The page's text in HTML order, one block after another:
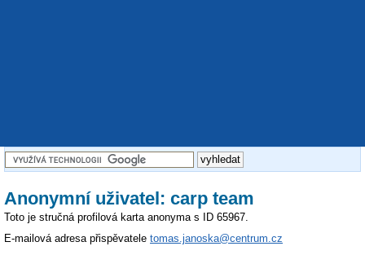
Anonymní uživatel: carp team
Toto je stručná profilová karta anonyma s ID 65967.
E-mailová adresa přispěvatele tomas.janoska@centrum.cz